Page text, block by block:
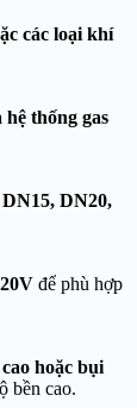
các loại khí
thống gas
DN15, DN20,
để phù hợp
hoặc bụi
bền cao.